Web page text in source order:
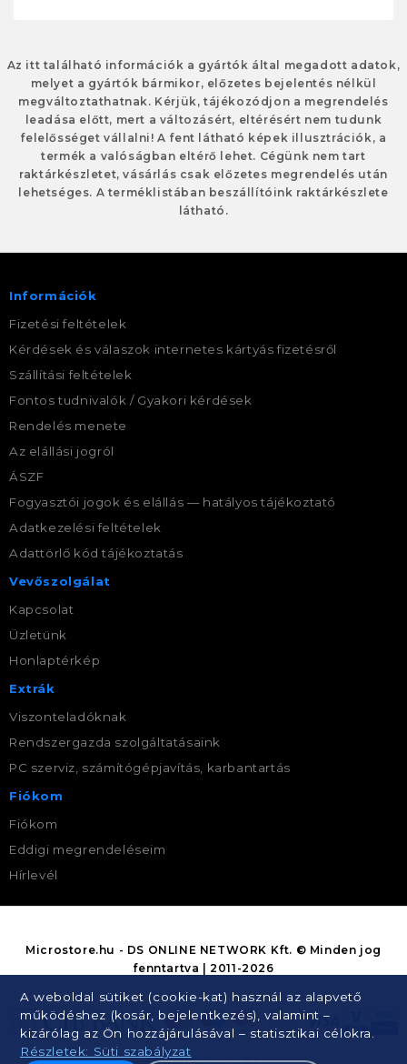
Az itt található információk a gyártók által megadott adatok,
melyet a gyártók bármikor, előzetes bejelentés nélkül
megváltoztathatnak. Kérjük, tájékozódjon a megrendelés
leadása előtt, mert a változásért, eltérésért nem tudunk
felelősséget vállalni! A fent látható képek illusztrációk, a
termék a valóságban eltérő lehet. Cégünk nem tart
raktárkészletet, vásárlás csak előzetes megrendelés után
lehetséges. A terméklistában beszállítóink raktárkészlete
látható.
Információk
Fizetési feltételek
Kérdések és válaszok internetes kártyás fizetésről
Szállítási feltételek
Fontos tudnivalók / Gyakori kérdések
Rendelés menete
Az elállási jogról
ÁSZF
Fogyasztói jogok és elállás — hatályos tájékoztató
Adatkezelési feltételek
Adattörlő kód tájékoztatás
Vevőszolgálat
Kapcsolat
Üzletünk
Honlaptérkép
Extrák
Viszonteladóknak
Rendszergazda szolgáltatásaink
PC szerviz, számítógépjavítás, karbantartás
Fiókom
Fiókom
Eddigi megrendeléseim
Hírlevél
A weboldal sütiket (cookie-kat) használ az alapvető
működéshez (kosár, bejelentkezés), valamint –
kizárólag az Ön hozzájárulásával – statisztikai célokra.
Részletek: Süti szabályzat
Microstore.hu - DS ONLINE NETWORK Kft. © Minden jog
fenntartva | 2011-2026